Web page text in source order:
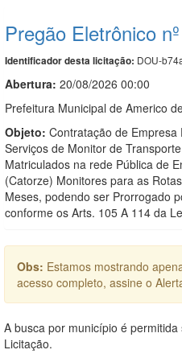
Pregão Eletrônico
Identificador desta licitação: DOU-
Abertura: 20/08/2026 00:00
Prefeitura Municipal de Americo
Objeto: Contratação de
Serviços de Monitor de
Matriculados na rede Pública de
(Catorze) Monitores para as
Meses, podendo ser Prorrogado
conforme os Arts. 105 A 114 da
Obs: Estamos mostrando
acesso completo, assine o
A busca por município é
Licitação.